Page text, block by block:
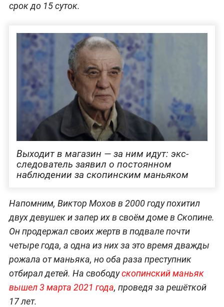
срок до 15 суток.
Выходит в магазин — за ним идут: экс-
следователь заявил о постоянном
наблюдении за скопинским маньяком
Напомним, Виктор Мохов в 2000 году похитил
двух девушек и запер их в своём доме в Скопине.
Он продержал своих жертв в подвале почти
четыре года, а одна из них за это время дважды
рожала от маньяка, но оба раза преступник
отбирал детей. На свободускопинский маньяк
вышел 3 марта 2021 года, проведя за решёткой
17 лет.